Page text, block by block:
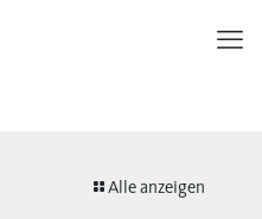
Alle anzeigen